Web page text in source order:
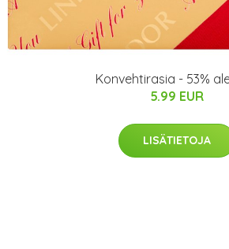
Konvehtirasia - 53%
5.99 EUR
LISÄTIETOJA